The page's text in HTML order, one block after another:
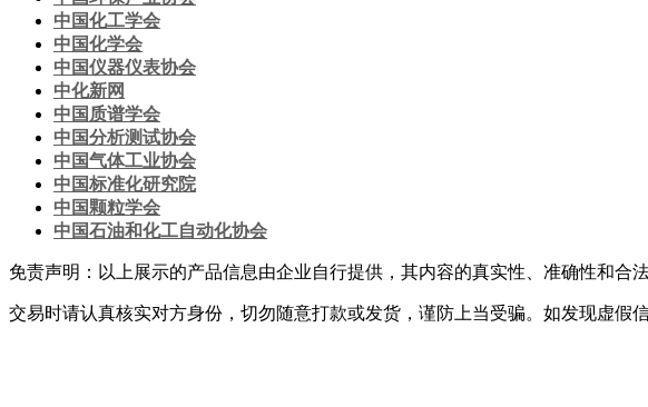
中国化工学会
中国化学会
中国仪器仪表协会
中化新网
中国质谱学会
中国分析测试协会
中国气体工业协会
中国标准化研究院
中国颗粒学会
中国石油和化工自动化协会
免责声明：以上展示的产品信息由企业自行提供，其内容的真实性、准确性和合
交易时请认真核实对方身份，切勿随意打款或发货，谨防上当受骗。如发现虚假